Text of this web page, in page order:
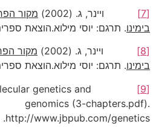
[7]
ויינר, ג. (2002)
מקור
בימינו. תרגם: יוסי מילוא.הוצאת ספרים
[8]
ויינר, ג. (2002)
מקור
בימינו. תרגם: יוסי מילוא.הוצאת ספרים
[9]
genetics and
genomics (3-chapters.pdf).
http://www.jbpub.com/genetics.